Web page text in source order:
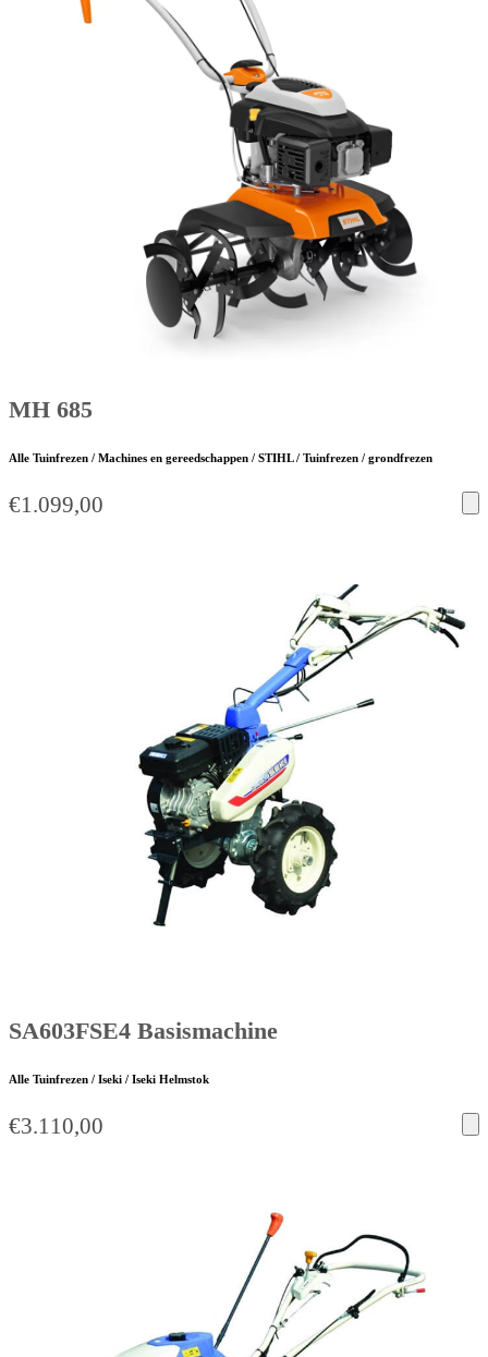
MH 685
Alle Tuinfrezen / Machines en gereedschappen / STIHL / Tuinfrezen / grondfrezen
€1.099,00
SA603FSE4 Basismachine
Alle Tuinfrezen / Iseki / Iseki Helmstok
€3.110,00